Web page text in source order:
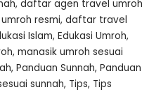
, daftar agen travel umroh
resmi, daftar travel
Islam, Edukasi Umroh,
, manasik umroh sesuai
, Panduan Sunnah, Panduan
sunnah, Tips, Tips